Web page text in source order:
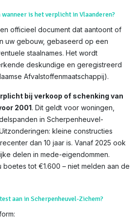
is het verplicht in Vlaanderen?
officieel document dat aantoont of
uw gebouw, gebaseerd op een
staalnames. Het wordt
deskundige en geregistreerd
Afvalstoffenmaatschappij).
bij verkoop of schenking van
2001. Dit geldt voor woningen,
in Scherpenheuvel-
kleine constructies
dan 10 jaar is. Vanaf 2025 ook
delen in mede-eigendommen.
boetes tot €1.600 – niet melden aan de
aan in Scherpenheuvel-Zichem?